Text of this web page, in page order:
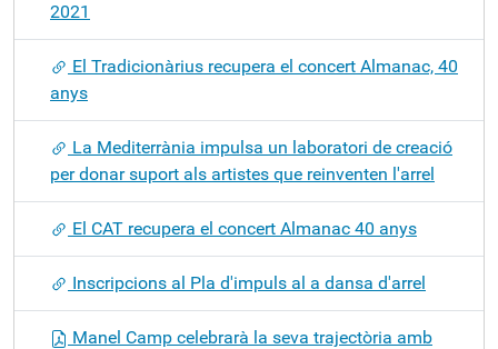
2021
El Tradicionàrius recupera el concert Almanac, 40
anys
La Mediterrània impulsa un laboratori de creació
per donar suport als artistes que reinventen l'arrel
El CAT recupera el concert Almanac 40 anys
Inscripcions al Pla d'impuls al a dansa d'arrel
Manel Camp celebrarà la seva trajectòria amb